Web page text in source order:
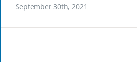
September 30th, 2021